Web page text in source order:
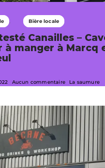
Bière locale
Canailles –
à manger à Marcq
Aucun commentaire La saumure